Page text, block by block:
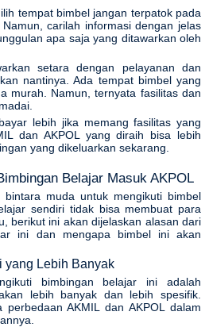
tempat bimbel jangan terpatok pada
carilah informasi dengan jelas
apa saja yang ditawarkan oleh
setara dengan pelayanan dan
nantinya. Ada tempat bimbel yang
murah. Namun, ternyata fasilitas dan
lebih jika memang fasilitas yang
dan AKPOL
yang diraih bisa lebih
yang dikeluarkan sekarang.
Belajar Masuk AKPOL
muda untuk mengikuti bimbel
sendiri tidak bisa membuat para
berikut ini akan dijelaskan alasan dari
ini dan mengapa bimbel ini akan
yang Lebih Banyak
bimbingan belajar ini adalah
lebih banyak dan lebih spesifik.
perbedaan AKMIL dan AKPOL
dalam